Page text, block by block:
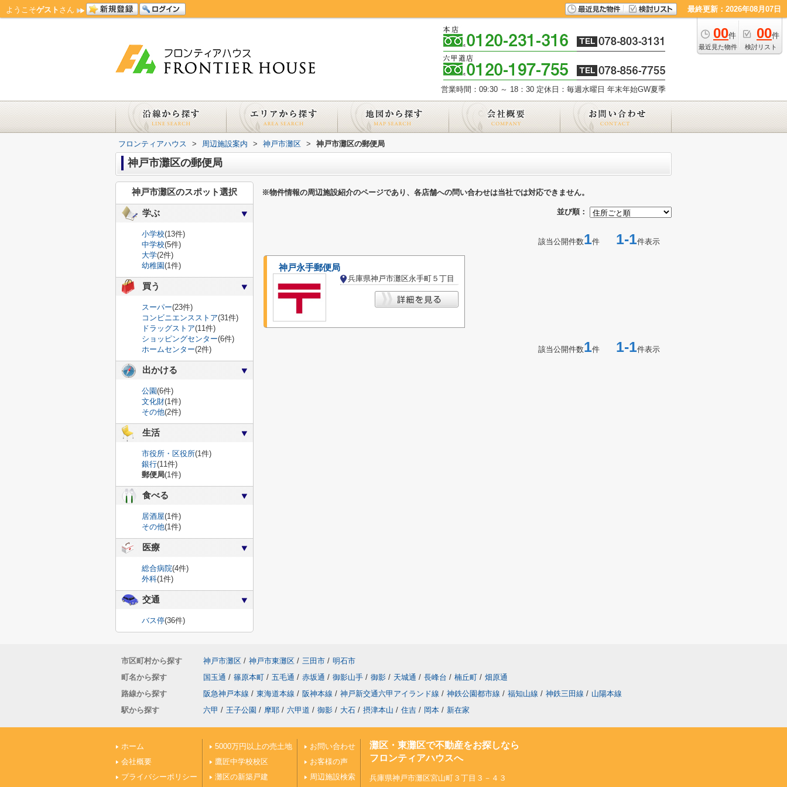
ようこそゲスト さん 最終更新：2026年08月07日
00件
最近見た物件
00件
検討リスト
営業時間：09:30 ～ 18：30 定休日：毎週水曜日 年末年始GW夏季
フロンティアハウス > 周辺施設案内 > 神戸市灘区 > 神戸市灘区の郵便局
神戸市灘区の郵便局
※物件情報の周辺施設紹介のページであり、各店舗への問い合わせは当社では対応できません。
並び順：
該当公開件数1件 1-1件表示
神戸永手郵便局
兵庫県神戸市灘区永手町５丁目
該当公開件数1件 1-1件表示
神戸市灘区のスポット選択
学ぶ
小学校(13件)
中学校(5件)
大学(2件)
幼稚園(1件)
買う
スーパー(23件)
コンビニエンスストア(31件)
ドラッグストア(11件)
ショッピングセンター(6件)
ホームセンター(2件)
出かける
公園(6件)
文化財(1件)
その他(2件)
生活
市役所・区役所(1件)
銀行(11件)
郵便局(1件)
食べる
居酒屋(1件)
その他(1件)
医療
総合病院(4件)
外科(1件)
交通
バス停(36件)
市区町村から探す 神戸市灘区 / 神戸市東灘区 / 三田市 / 明石市
町名から探す
国玉通 / 篠原本町 / 五毛通 / 赤坂通 / 御影山手 / 御影 / 天城通 / 長峰台 / 楠丘町 / 畑原通
路線から探す
阪急神戸本線 / 東海道本線 / 阪神本線 / 神戸新交通六甲アイランド線 / 神鉄公園都市線 / 福知山線 / 神鉄三田線 / 山陽本線
駅から探す
六甲 / 王子公園 / 摩耶 / 六甲道 / 御影 / 大石 / 摂津本山 / 住吉 / 岡本 / 新在家
ホーム
会社概要
プライバシーポリシー
5000万円以上の売土地
鷹匠中学校校区
灘区の新築戸建
お問い合わせ
お客様の声
周辺施設検索
灘区・東灘区で不動産をお探しなら
フロンティアハウスへ
兵庫県神戸市灘区宮山町３丁目３－４３